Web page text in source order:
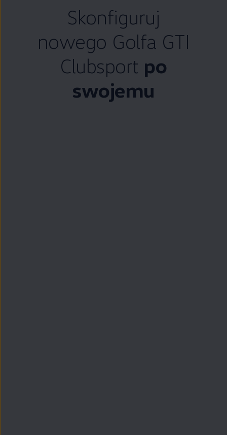
Skonfiguruj
nowego Golfa GTI
Clubsport po
swojemu